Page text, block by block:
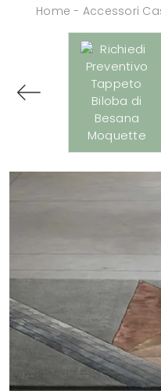
Home - Accessori